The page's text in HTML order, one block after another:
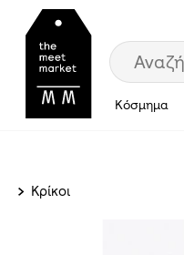
Κόσμημα
Κρίκοι